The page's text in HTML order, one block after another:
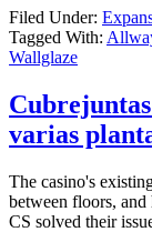
Filed Under:
Tagged With:
Wallglaze
varias
The casino's
between floors,
CS solved their